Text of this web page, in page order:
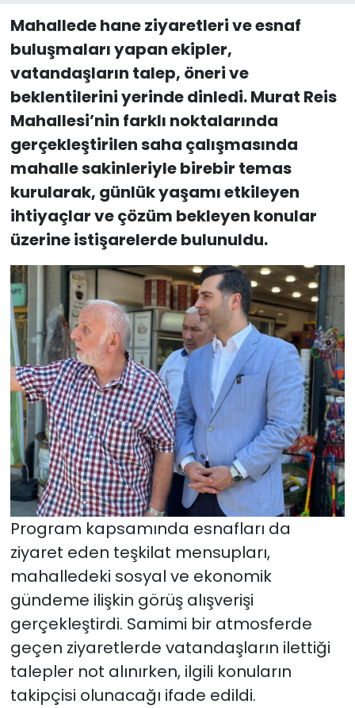
Mahallede hane ziyaretleri ve esnaf
buluşmaları yapan ekipler,
vatandaşların talep, öneri ve
beklentilerini yerinde dinledi. Murat Reis
Mahallesi’nin farklı noktalarında
gerçekleştirilen saha çalışmasında
mahalle sakinleriyle birebir temas
kurularak, günlük yaşamı etkileyen
ihtiyaçlar ve çözüm bekleyen konular
üzerine istişarelerde bulunuldu.
Program kapsamında esnafları da
ziyaret eden teşkilat mensupları,
mahalledeki sosyal ve ekonomik
gündeme ilişkin görüş alışverişi
gerçekleştirdi. Samimi bir atmosferde
geçen ziyaretlerde vatandaşların ilettiği
talepler not alınırken, ilgili konuların
takipçisi olunacağı ifade edildi.